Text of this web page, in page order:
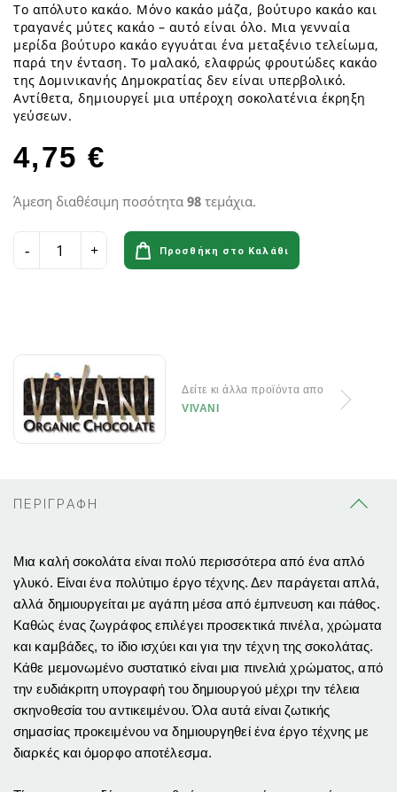
Το απόλυτο κακάο. Μόνο κακάο μάζα, βούτυρο κακάο και
τραγανές μύτες κακάο – αυτό είναι όλο. Μια γενναία
μερίδα βούτυρο κακάο εγγυάται ένα μεταξένιο τελείωμα,
παρά την ένταση. Το μαλακό, ελαφρώς φρουτώδες κακάο
της Δομινικανής Δημοκρατίας δεν είναι υπερβολικό.
Αντίθετα, δημιουργεί μια υπέροχη σοκολατένια έκρηξη
γεύσεων.
4,75 €
Άμεση διαθέσιμη ποσότητα 98 τεμάχια.
Προσθήκη στο Καλάθι
Δείτε κι άλλα προϊόντα απο
VIVANI
ΠΕΡΙΓΡΑΦΗ
Μια καλή σοκολάτα είναι πολύ περισσότερα από ένα απλό
γλυκό. Είναι ένα πολύτιμο έργο τέχνης. Δεν παράγεται απλά,
αλλά δημιουργείται με αγάπη μέσα από έμπνευση και πάθος.
Καθώς ένας ζωγράφος επιλέγει προσεκτικά πινέλα, χρώματα
και καμβάδες, το ίδιο ισχύει και για την τέχνη της σοκολάτας.
Κάθε μεμονωμένο συστατικό είναι μια πινελιά χρώματος, από
την ευδιάκριτη υπογραφή του δημιουργού μέχρι την τέλεια
σκηνοθεσία του αντικειμένου.Όλα αυτά είναι ζωτικής
σημασίας προκειμένου να δημιουργηθεί ένα έργο τέχνης με
διαρκές και όμορφο αποτέλεσμα.